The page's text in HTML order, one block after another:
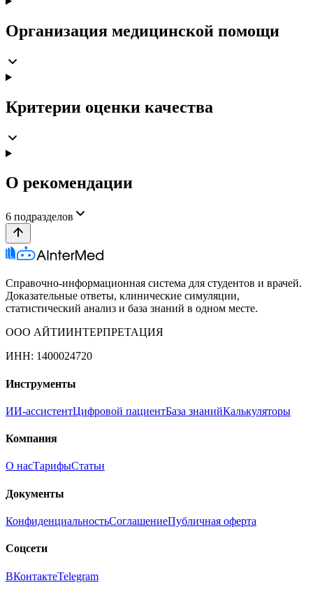
Организация медицинской помощи
Критерии оценки качества
О рекомендации
6 подразделов
Справочно-информационная система для студентов и врачей.
Доказательные ответы, клинические симуляции,
статистический анализ и база знаний в одном месте.
ООО АЙТИИНТЕРПРЕТАЦИЯ
ИНН: 1400024720
Инструменты
ИИ-ассистентЦифровой пациентБаза знанийКалькуляторы
Компания
О насТарифыСтатьи
Документы
КонфиденциальностьСоглашениеПубличная оферта
Соцсети
ВКонтактеTelegram